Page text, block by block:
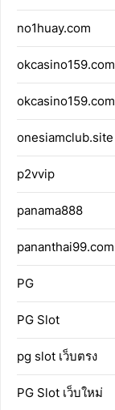
no1huay.com
okcasino159.com
okcasino159.com
onesiamclub.site
p2vvip
panama888
pananthai99.com
PG
PG Slot
pg slot เว็บตรง
PG Slot เว็บใหม่